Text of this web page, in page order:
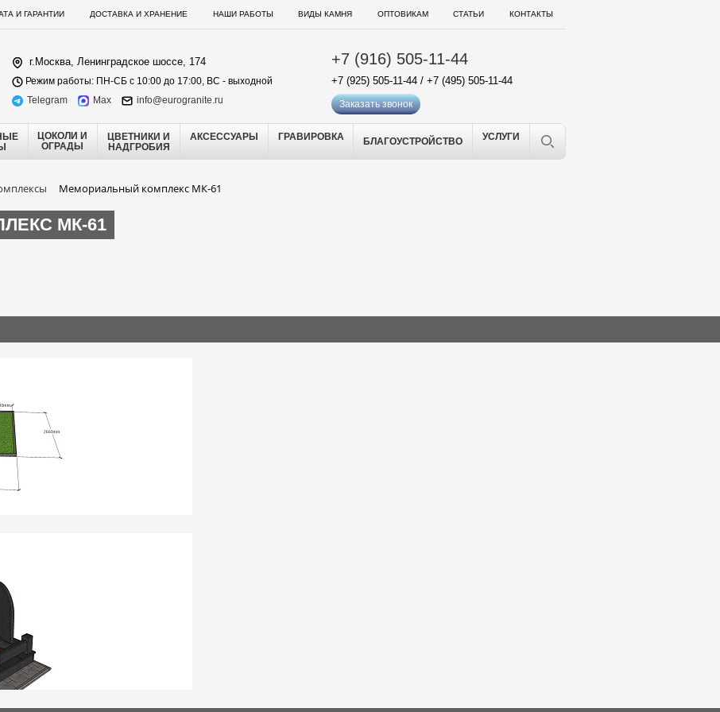
И ГАРАНТИИ ДОСТАВКА И ХРАНЕНИЕ НАШИ РАБОТЫ ВИДЫ КАМНЯ ОПТОВИКАМ СТАТЬИ КОНТАКТЫ
г.Москва, Ленинградское шоссе, 174
Режим работы: ПН-СБ с 10:00 до 17:00, ВС - выходной
Telegram
Max info@eurogranite.ru
+7 (916) 505-11-44
+7 (925) 505-11-44 / +7 (495) 505-11-44
Заказать звонок
ЦОКОЛИ И
ОГРАДЫ
ЦВЕТНИКИ И
НАДГРОБИЯ
АКСЕССУАРЫ ГРАВИРОВКА БЛАГОУСТРОЙСТВО УСЛУГИ
Мемориальный комплекс МК-61
МК-61